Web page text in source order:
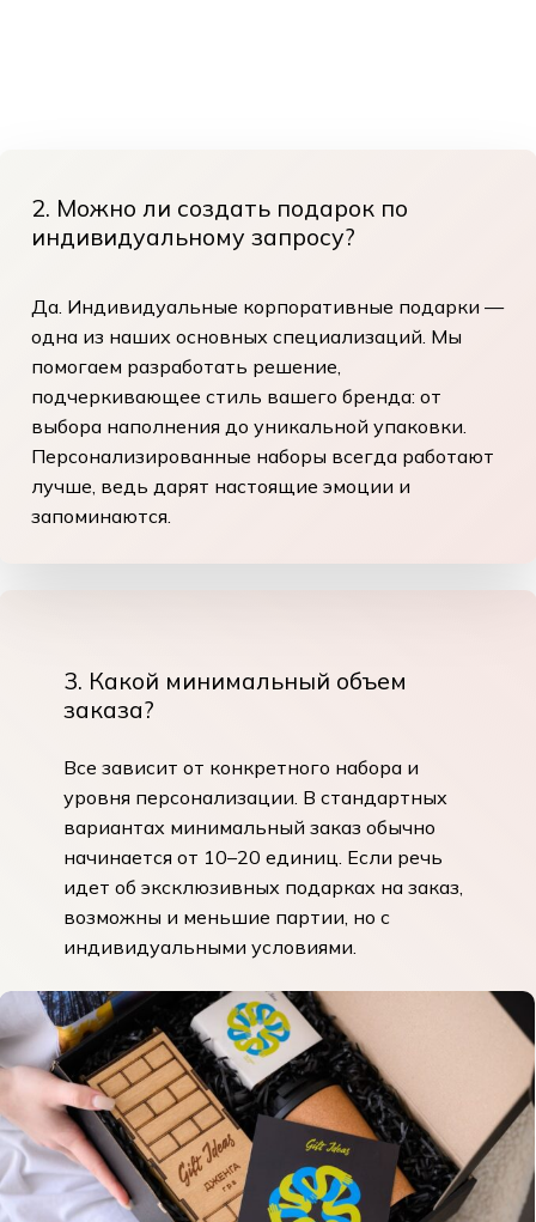
Корзина пуста.
2. Можно ли создать подарок по
индивидуальному запросу?
Да. Индивидуальные корпоративные подарки —
одна из наших основных специализаций. Мы
помогаем разработать решение,
подчеркивающее стиль вашего бренда: от
выбора наполнения до уникальной упаковки.
Персонализированные наборы всегда работают
лучше, ведь дарят настоящие эмоции и
запоминаются.
3. Какой минимальный объем
заказа?
Все зависит от конкретного набора и
уровня персонализации. В стандартных
вариантах минимальный заказ обычно
начинается от 10–20 единиц. Если речь
идет об эксклюзивных подарках на заказ,
возможны и меньшие партии, но с
индивидуальными условиями.